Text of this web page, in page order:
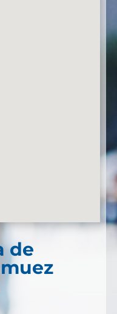
de